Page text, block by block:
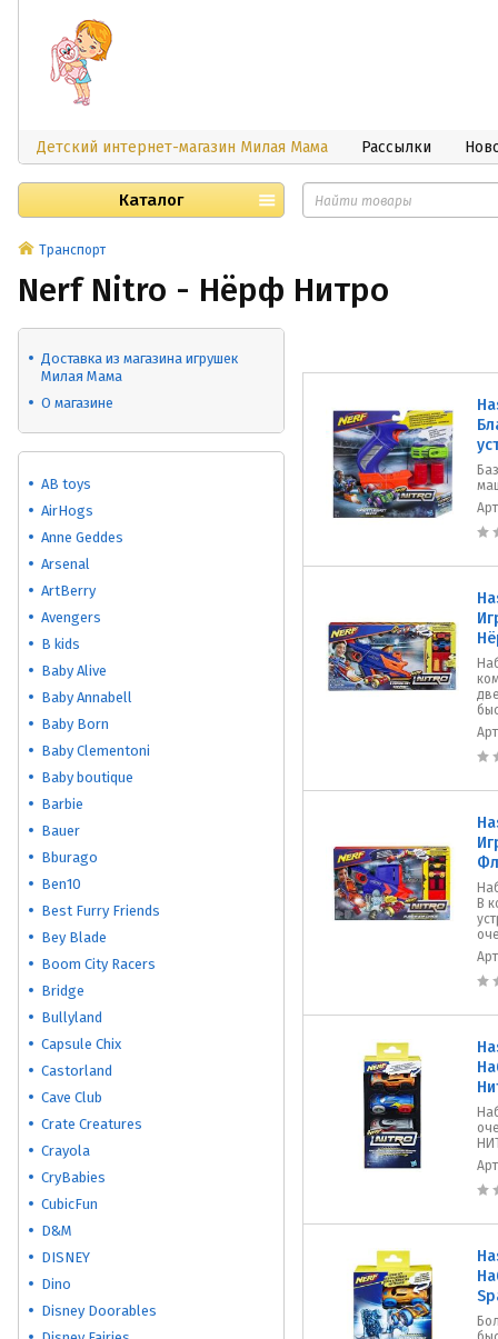
Детский интернет-магазин Милая Мама Рассылки
Каталог
Транспорт
Nerf Nitro - Нёрф Нитро
Доставка из магазина игрушек
Милая Мама
О магазине
AB toys
AirHogs
Anne Geddes
Arsenal
ArtBerry
Avengers
B kids
Baby Alive
Baby Annabell
Baby Born
Baby Clementoni
Baby boutique
Barbie
Bauer
Bburago
Ben10
Best Furry Friends
Bey Blade
Boom City Racers
Bridge
Bullyland
Capsule Chix
Castorland
Cave Club
Crate Creatures
Crayola
CryBabies
CubicFun
D&M
DISNEY
Dino
Disney Doorables
В